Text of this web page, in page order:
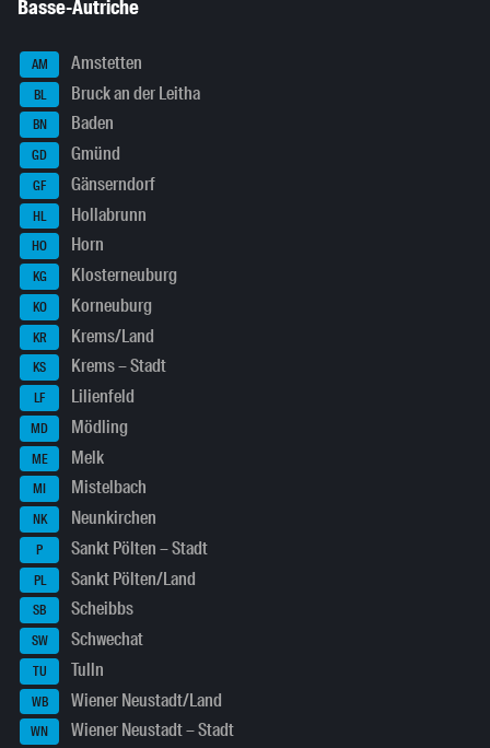
Basse-Autriche
AM Amstetten
BL Bruck an der Leitha
BN Baden
GD Gmünd
GF Gänserndorf
HL Hollabrunn
HO Horn
KG Klosterneuburg
KO Korneuburg
KR Krems/Land
KS Krems – Stadt
LF Lilienfeld
MD Mödling
ME Melk
MI Mistelbach
NK Neunkirchen
P Sankt Pölten – Stadt
PL Sankt Pölten/Land
SB Scheibbs
SW Schwechat
TU Tulln
WB Wiener Neustadt/Land
WN Wiener Neustadt – Stadt